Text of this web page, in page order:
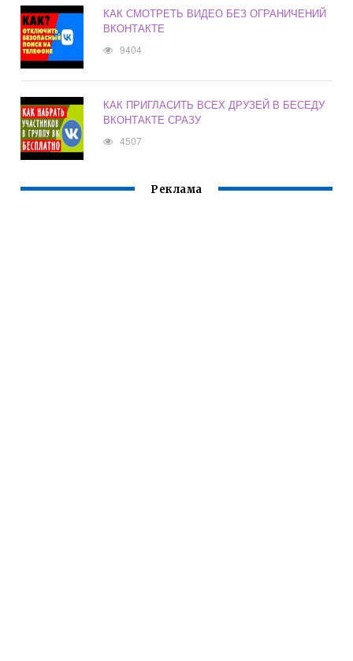
КАК СМОТРЕТЬ ВИДЕО БЕЗ ОГРАНИЧЕНИЙ
ВКОНТАКТЕ
9404
КАК ПРИГЛАСИТЬ ВСЕХ ДРУЗЕЙ В БЕСЕДУ
ВКОНТАКТЕ СРАЗУ
4507
Реклама